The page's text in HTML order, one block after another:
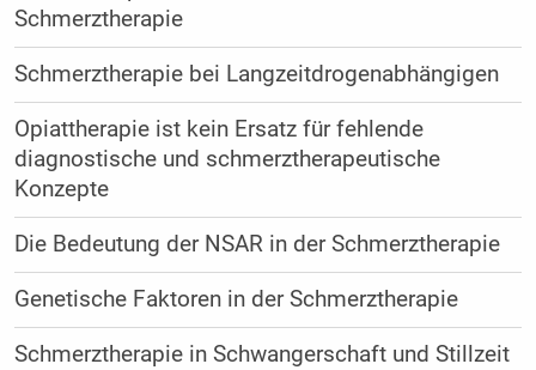
Schmerztherapie
Schmerztherapie bei Langzeitdrogenabhängigen
Opiattherapie ist kein Ersatz für fehlende
diagnostische und schmerztherapeutische
Konzepte
Die Bedeutung der NSAR in der Schmerztherapie
Genetische Faktoren in der Schmerztherapie
Schmerztherapie in Schwangerschaft und Stillzeit